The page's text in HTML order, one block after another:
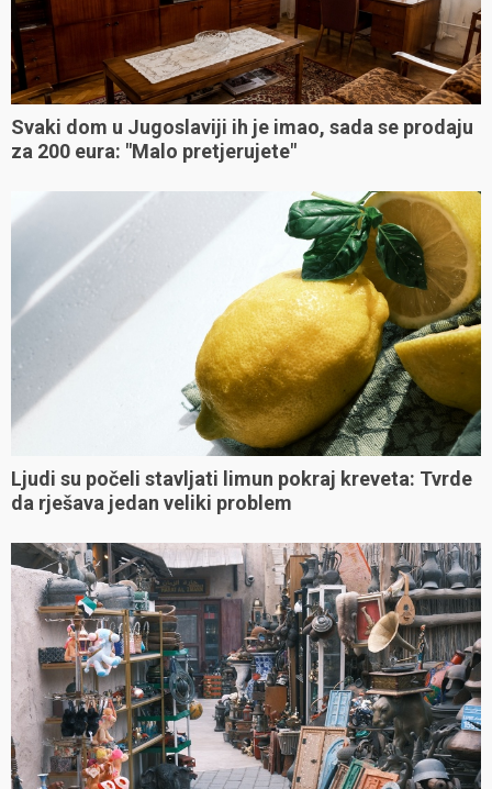
Svaki dom u Jugoslaviji ih je imao, sada se prodaju
za 200 eura: "Malo pretjerujete"
Ljudi su počeli stavljati limun pokraj kreveta: Tvrde
da rješava jedan veliki problem